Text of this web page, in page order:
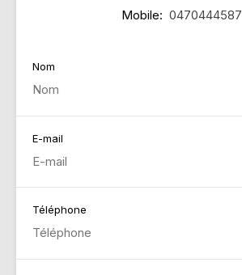
Mobile: 0470444587
Nom
E-mail
Téléphone